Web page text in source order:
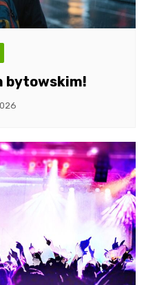
bytowskim!